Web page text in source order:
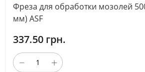
Фреза для обработки мозолей
мм) ASF
337.50 грн.